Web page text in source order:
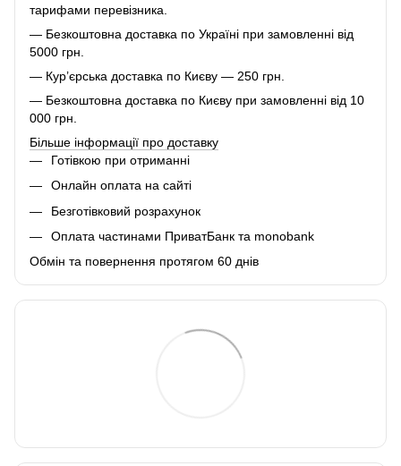
тарифами перевізника.
— Безкоштовна доставка по Україні при замовленні від
5000 грн.
— Кур’єрська доставка по Києву — 250 грн.
— Безкоштовна доставка по Києву при замовленні від 10
000 грн.
Більше інформації про доставку
Готівкою при отриманні
Онлайн оплата на сайті
Безготівковий розрахунок
Оплата частинами ПриватБанк та monobank
Обмін та повернення протягом 60 днів